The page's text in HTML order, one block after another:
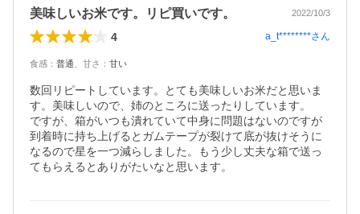
美味しいお米です。リピ買いです。 2022/10/3
4 a_t********さん
食感 ： 普通 甘さ ： 甘い
数回リピートしています。とても美味しいお米だと思いま
す。美味しいので、姉のところに送ったりしています。
ですが、箱がいつも潰れていて中身に問題はないのですが
到着時に持ち上げるとガムテープが裂けて底が抜けそうに
なるので星を一つ減らしました。もう少し丈夫な箱で送っ
てもらえるとありがたいなと思います。